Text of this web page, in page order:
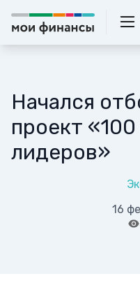
Начался
проект
лидеров»
16